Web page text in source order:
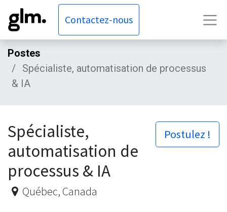
Contactez-nous
Postes
Spécialiste, automatisation de processus
& IA
Postulez !
Spécialiste,
automatisation de
processus & IA
Québec, Canada